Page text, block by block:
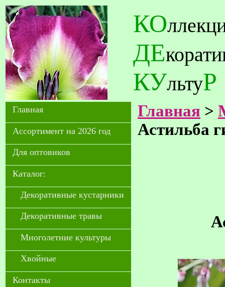
КО
ДЕ
КУльтуР
Главная
Ассортимент на 2026 год
Для оптовиков
Каталог:
Декоративные кустарники
Декоративные травы
Многолетние культуры
Хвойные
Контакты
Главная >
Астильба